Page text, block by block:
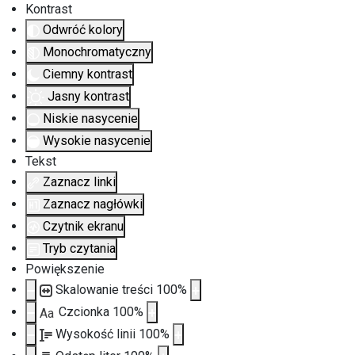
Kontrast
Odwróć kolory
Monochromatyczny
Ciemny kontrast
Jasny kontrast
Niskie nasycenie
Wysokie nasycenie
Tekst
Zaznacz linki
Zaznacz nagłówki
Czytnik ekranu
Tryb czytania
Powiększenie
Skalowanie treści 100%
Aa Czcionka 100%
Wysokość linii 100%